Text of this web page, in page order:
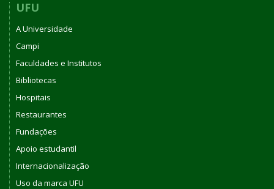
UFU
A Universidade
Campi
Faculdades e Institutos
Bibliotecas
Hospitais
Restaurantes
Fundações
Apoio estudantil
Internacionalização
Uso da marca UFU